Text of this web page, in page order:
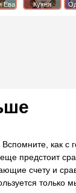
Ева
Кухня
как
предстоит
счету и
только